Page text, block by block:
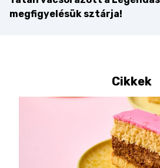
megfigyelésük sztárja!
Cikkek